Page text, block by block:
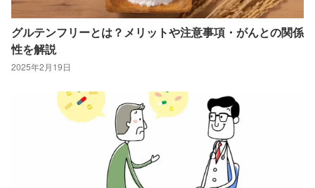
グルテンフリーとは？メリットや注意事項・がんとの関係
性を解説
2025年2月19日